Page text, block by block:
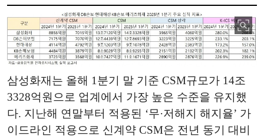
삼성화재는 올해 1분기 말 기준 CSM규모가 14조
3328억원으로 업계에서 가장 높은 수준을 유지했
다. 지난해 연말부터 적용된 ‘무·저해지 해지율’ 가
이드라인 적용으로 신계약 CSM은 전년 동기 대비